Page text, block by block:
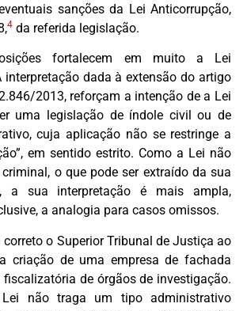
sanções da Lei Anticorrupção,
4 da referida legislação.
fortalecem em muito a Lei
interpretação dada à extensão do artigo
2013, reforçam a intenção de a Lei
uma legislação de índole civil ou de
cuja aplicação não se restringe a
em sentido estrito. Como a Lei não
o que pode ser extraído da sua
a sua interpretação é mais ampla,
a analogia para casos omissos.
o Superior Tribunal de Justiça ao
criação de uma empresa de fachada
de órgãos de investigação.
não traga um tipo administrativo